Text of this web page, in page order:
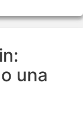
una